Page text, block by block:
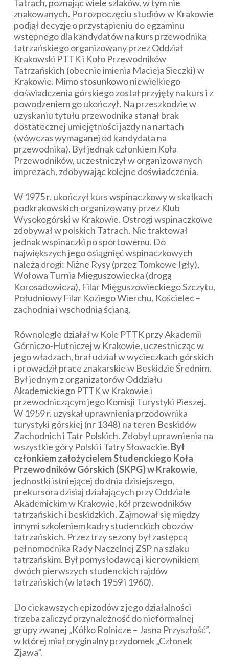
Tatrach, poznając wiele szlaków, w tym nie
znakowanych. Po rozpoczęciu studiów w Krakowie
podjął decyzję o przystąpieniu do egzaminu
wstępnego dla kandydatów na kurs przewodnika
tatrzańskiego organizowany przez Oddział
Krakowski PTTK i Koło Przewodników
Tatrzańskich (obecnie imienia Macieja Sieczki) w
Krakowie. Mimo stosunkowo niewielkiego
doświadczenia górskiego został przyjęty na kurs i z
powodzeniem go ukończył. Na przeszkodzie w
uzyskaniu tytułu przewodnika stanął brak
dostatecznej umiejętności jazdy na nartach
(wówczas wymaganej od kandydata na
przewodnika). Był jednak członkiem Koła
Przewodników, uczestniczył w organizowanych
imprezach, zdobywając kolejne doświadczenia.
W 1975 r. ukończył kurs wspinaczkowy w skałkach
podkrakowskich organizowany przez Klub
Wysokogórski w Krakowie. Ostrogi wspinaczkowe
zdobywał w polskich Tatrach. Nie traktował
jednak wspinaczki po sportowemu. Do
największych jego osiągnięć wspinaczkowych
należą drogi: Niżne Rysy (przez Tomkowe Igły),
Wołowa Turnia Mięguszowiecka (drogą
Korosadowicza), Filar Mięguszowieckiego Szczytu,
Południowy Filar Koziego Wierchu, Kościelec –
zachodnią i wschodnią ścianą.
Równolegle działał w Kole PTTK przy Akademii
Górniczo-Hutniczej w Krakowie, uczestnicząc w
jego władzach, brał udział w wycieczkach górskich
i prowadził prace znakarskie w Beskidzie Średnim.
Był jednym z organizatorów Oddziału
Akademickiego PTTK w Krakowie i
przewodniczącym jego Komisji Turystyki Pieszej.
W 1959 r. uzyskał uprawnienia przodownika
turystyki górskiej (nr 1348) na teren Beskidów
Zachodnich i Tatr Polskich. Zdobył uprawnienia na
wszystkie góry Polski i Tatry Słowackie. Był
członkiem założycielem Studenckiego Koła
Przewodników Górskich (SKPG) w Krakowie,
jednostki istniejącej do dnia dzisiejszego,
prekursora dzisiaj działających przy Oddziale
Akademickim w Krakowie, kół przewodników
tatrzańskich i beskidzkich. Zajmował się między
innymi szkoleniem kadry studenckich obozów
tatrzańskich. Przez trzy sezony był zastępcą
pełnomocnika Rady Naczelnej ZSP na szlaku
tatrzańskim. Był pomysłodawcą i kierownikiem
dwóch pierwszych studenckich rajdów
tatrzańskich (w latach 1959 i 1960).
Do ciekawszych epizodów z jego działalności
trzeba zaliczyć przynależność do nieformalnej
grupy zwanej „Kółko Rolnicze – Jasna Przyszłość”,
w której miał oryginalny przydomek „Członek
Zjawa”.